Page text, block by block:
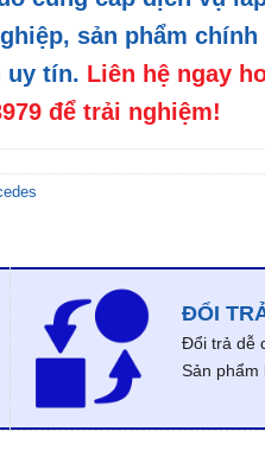
sản phẩm chính
uy tín. Liên hệ ngay
để trải nghiệm!
ĐỔI
Đổi trả dễ
Sản phẩm